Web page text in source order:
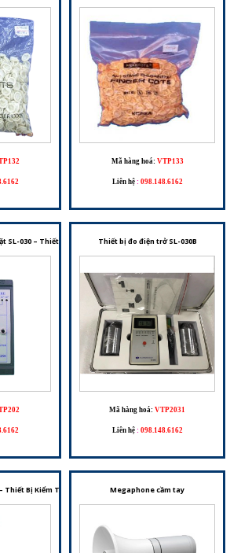
Mã hàng hoá: VTP133
Liên hệ : 098.148.6162
SL-030 – Thiết Bị Kiểm Tra Điện Trở Bề Mặt Phục Vụ Kiểm Soát
Thiết bị đo điện trở SL-030B
Mã hàng hoá: VTP2031
Liên hệ : 098.148.6162
Thiết Bị Kiểm Tra Vòng Đeo Tay Và Giày Chống Tĩnh Điện
Megaphone cầm tay